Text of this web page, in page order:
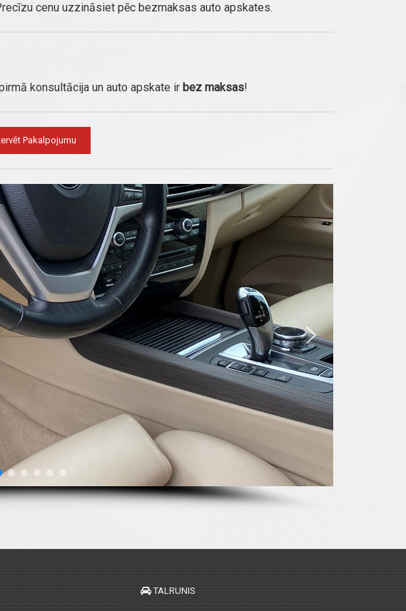
cenu uzzināsiet pēc bezmaksas auto apskates.
konsultācija un auto apskate ir bez maksas!
Pakalpojumu
TALRUNIS